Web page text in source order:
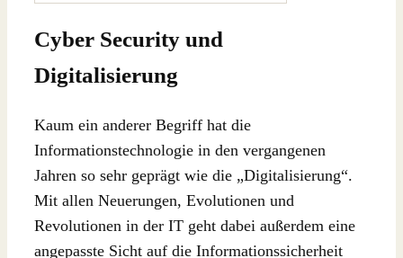
Cyber Security und
Digitalisierung
Kaum ein anderer Begriff hat die
Informationstechnologie in den vergangenen
Jahren so sehr geprägt wie die „Digitalisierung“.
Mit allen Neuerungen, Evolutionen und
Revolutionen in der IT geht dabei außerdem eine
angepasste Sicht auf die Informationssicherheit